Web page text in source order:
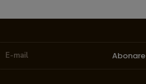
Abonare